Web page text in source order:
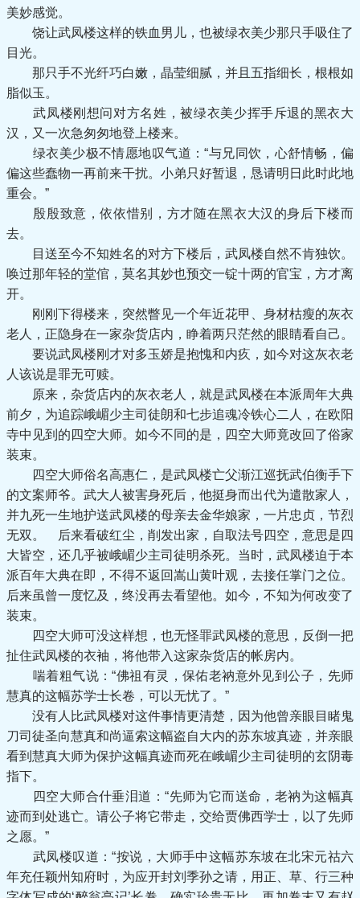
美妙感觉。
饶让武凤楼这样的铁血男儿，也被绿衣美少那只手吸住了
目光。
那只手不光纤巧白嫩，晶莹细腻，并且五指细长，根根如
脂似玉。
武凤楼刚想问对方名姓，被绿衣美少挥手斥退的黑衣大
汉，又一次急匆匆地登上楼来。
绿衣美少极不情愿地叹气道：“与兄同饮，心舒情畅，偏
偏这些蠢物一再前来干扰。小弟只好暂退，恳请明日此时此地
重会。”
殷殷致意，依依惜别，方才随在黑衣大汉的身后下楼而
去。
目送至今不知姓名的对方下楼后，武凤楼自然不肯独饮。
唤过那年轻的堂倌，莫名其妙也预交一锭十两的官宝，方才离
开。
刚刚下得楼来，突然瞥见一个年近花甲、身材枯瘦的灰衣
老人，正隐身在一家杂货店内，睁着两只茫然的眼睛看自己。
要说武凤楼刚才对多玉娇是抱愧和内疚，如今对这灰衣老
人该说是罪无可赎。
原来，杂货店内的灰衣老人，就是武凤楼在本派周年大典
前夕，为追踪峨嵋少主司徒朗和七步追魂冷铁心二人，在欧阳
寺中见到的四空大师。如今不同的是，四空大师竟改回了俗家
装束。
四空大师俗名高惠仁，是武凤楼亡父渐江巡抚武伯衡手下
的文案师爷。武大人被害身死后，他挺身而出代为遣散家人，
并九死一生地护送武凤楼的母亲去金华娘家，一片忠贞，节烈
无双。 后来看破红尘，削发出家，自取法号四空，意思是四
大皆空，还几乎被峨嵋少主司徒明杀死。当时，武凤楼迫于本
派百年大典在即，不得不返回嵩山黄叶观，去接任掌门之位。
后来虽曾一度忆及，终没再去看望他。如今，不知为何改变了
装束。
四空大师可没这样想，也无怪罪武凤楼的意思，反倒一把
扯住武凤楼的衣袖，将他带入这家杂货店的帐房内。
喘着粗气说：“佛祖有灵，保佑老衲意外见到公子，先师
慧真的这幅苏学士长卷，可以无忧了。”
没有人比武凤楼对这件事情更清楚，因为他曾亲眼目睹鬼
刀司徒圣向慧真和尚逼索这幅盗自大内的苏东坡真迹，并亲眼
看到慧真大师为保护这幅真迹而死在峨嵋少主司徒明的玄阴毒
指下。
四空大师合什垂泪道：“先师为它而送命，老衲为这幅真
迹而到处逃亡。请公子将它带走，交给贾佛西学士，以了先师
之愿。”
武凤楼叹道：“按说，大师手中这幅苏东坡在北宋元祜六
年充任颖州知府时，为应开封刘季孙之请，用正、草、行三种